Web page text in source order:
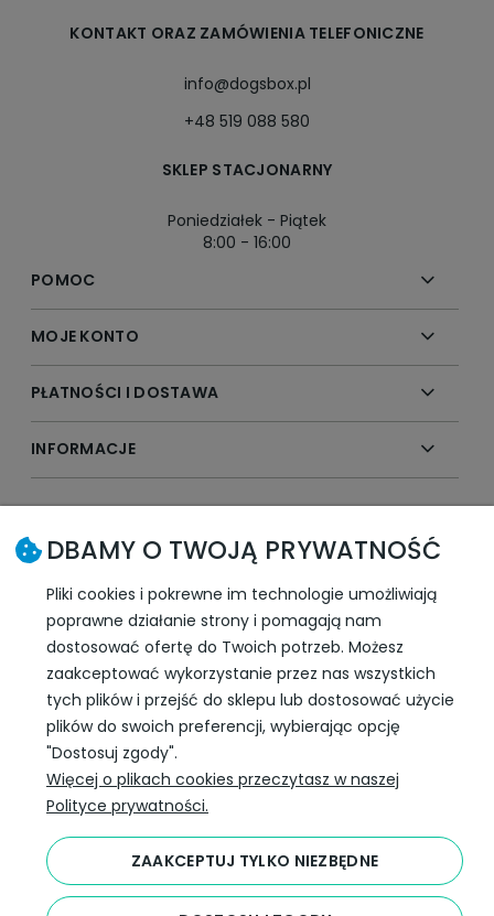
KONTAKT ORAZ ZAMÓWIENIA TELEFONICZNE
info@dogsbox.pl
+48 519 088 580
SKLEP STACJONARNY
Poniedziałek - Piątek
8:00 - 16:00
POMOC
MOJE KONTO
PŁATNOŚCI I DOSTAWA
INFORMACJE
Darmowa dostawa
Wojewódzki Inspektorat
Weterynarii
ul. Januszowicka 48,
DBAMY O TWOJĄ PRYWATNOŚĆ
Pliki cookies i pokrewne im technologie umożliwiają
poprawne działanie strony i pomagają nam
dostosować ofertę do Twoich potrzeb. Możesz
zaakceptować wykorzystanie przez nas wszystkich
tych plików i przejść do sklepu lub dostosować użycie
plików do swoich preferencji, wybierając opcję
"Dostosuj zgody".
Więcej o plikach cookies przeczytasz w naszej
Polityce prywatności.
ZAAKCEPTUJ TYLKO NIEZBĘDNE